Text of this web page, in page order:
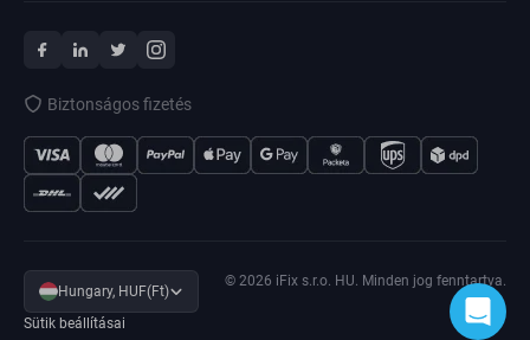
Biztonságos fizetés
Hungary, HUF(Ft)
Sütik beállításai
© 2026 iFix s.r.o. HU. Minden jog fenntartva.